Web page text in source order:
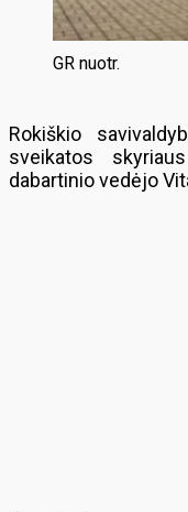
GR nuotr.
Rokiškio
sveikatos
dabartinio vedėjo